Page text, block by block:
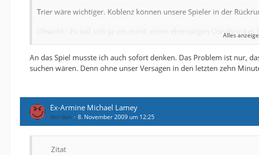
Trier wäre wichtiger. Koblenz können unsere Spieler in der
Obwohl - Es soll sich ja um mind. einen ehemaligen Osnabrücker
Gaetano Manno (SC Paderborn) ablösefrei
Nico Frommer (Vereinslos) -
Thomas Cichon (Vereinslos) -
Stefan Wessels (Vereinslos) -
Uwe Ehlers (H. Rostock II) ablösefrei
Marcel Schuon (SV Sandhausen) ablösefrei
Marvin Braun (Wuppertaler SV) ablösefrei
Alles
An das Spiel musste ich auch sofort denken. Das Problem ist nur,
suchen wären. Denn ohne unser Versagen in den letzten zehn
Ex-Armine Michael Lamey
dsc-don 8. November 2009 um 12:25
Zitat